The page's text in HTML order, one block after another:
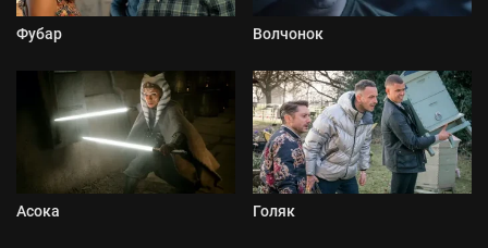
Фубар Волчонок
Асока Голяк